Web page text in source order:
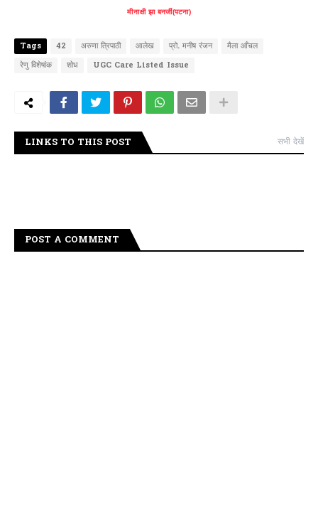
मीनाक्षी झा बनर्जी(पटना)
Tags 42 अरुणा त्रिपाठी आलेख प्रो. मनीष रंजन
मैला आँचल
रेणु विशेषांक
शोध UGC Care Listed Issue
LINKS TO THIS POST सभी देखें
POST A COMMENT